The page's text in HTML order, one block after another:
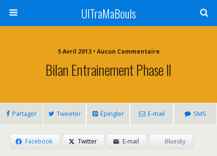
UlTraMaBouls
5 Avril 2013 • Aucun Commentaire
Bilan Entrainement Phase II
Partager Tweeter Épingler E-mail SMS
Facebook Twitter E-mail Bluesky